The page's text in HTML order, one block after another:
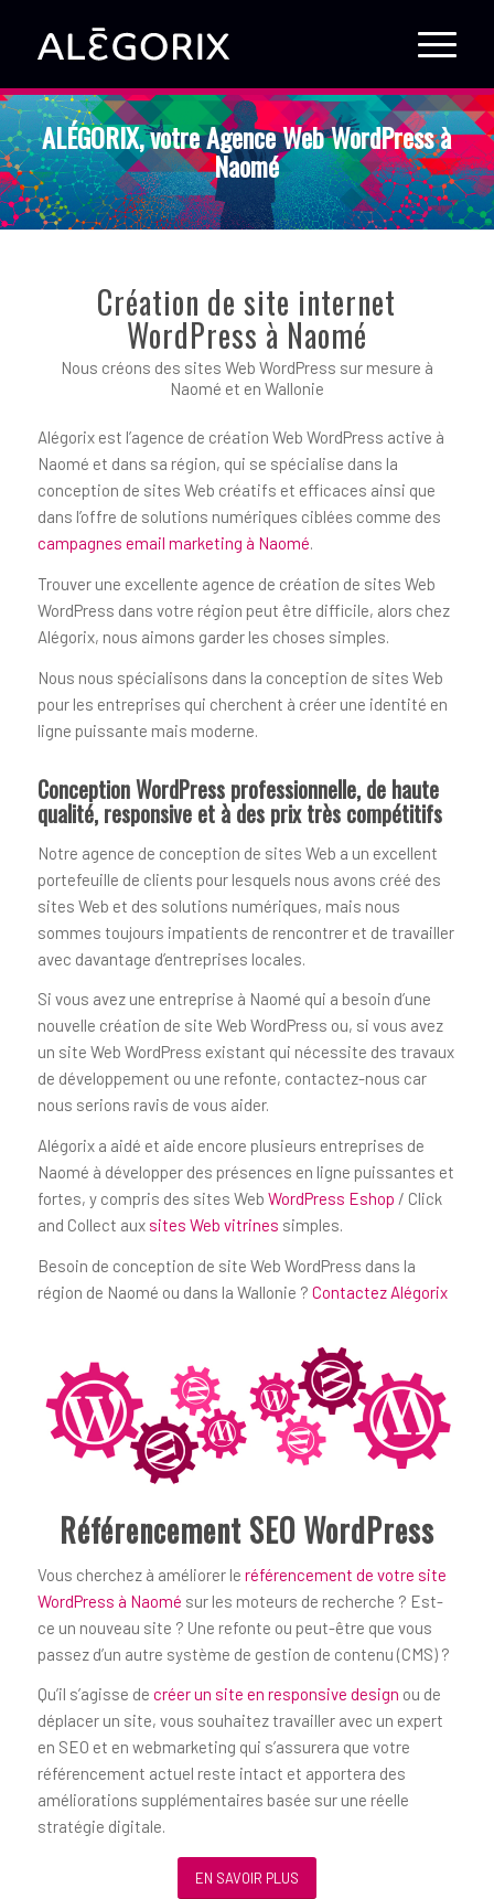
ALÉGORIX, votre Agence Web WordPress à
Naomé
Création de site internet
WordPress à Naomé
Nous créons des sites Web WordPress sur mesure à
Naomé et en Wallonie
Alégorix est l’agence de création Web WordPress active à
Naomé et dans sa région, qui se spécialise dans la
conception de sites Web créatifs et efficaces ainsi que
dans l’offre de solutions numériques ciblées comme des
campagnes email marketing à Naomé.
Trouver une excellente agence de création de sites Web
WordPress dans votre région peut être difficile, alors chez
Alégorix, nous aimons garder les choses simples.
Nous nous spécialisons dans la conception de sites Web
pour les entreprises qui cherchent à créer une identité en
ligne puissante mais moderne.
Conception WordPress professionnelle, de haute
qualité, responsive et à des prix très compétitifs
Notre agence de conception de sites Web a un excellent
portefeuille de clients pour lesquels nous avons créé des
sites Web et des solutions numériques, mais nous
sommes toujours impatients de rencontrer et de travailler
avec davantage d’entreprises locales.
Si vous avez une entreprise à Naomé qui a besoin d’une
nouvelle création de site Web WordPress ou, si vous avez
un site Web WordPress existant qui nécessite des travaux
de développement ou une refonte, contactez-nous car
nous serions ravis de vous aider.
Alégorix a aidé et aide encore plusieurs entreprises de
Naomé à développer des présences en ligne puissantes et
fortes, y compris des sites Web WordPress Eshop / Click
and Collect aux sites Web vitrines simples.
Besoin de conception de site Web WordPress dans la
région de Naomé ou dans la Wallonie ? Contactez Alégorix
Référencement SEO WordPress
Vous cherchez à améliorer le référencement de votre site
WordPress à Naomé sur les moteurs de recherche ? Est-
ce un nouveau site ? Une refonte ou peut-être que vous
passez d’un autre système de gestion de contenu (CMS) ?
Qu’il s’agisse de créer un site en responsive design ou de
déplacer un site, vous souhaitez travailler avec un expert
en SEO et en webmarketing qui s’assurera que votre
référencement actuel reste intact et apportera des
améliorations supplémentaires basée sur une réelle
stratégie digitale.
EN SAVOIR PLUS